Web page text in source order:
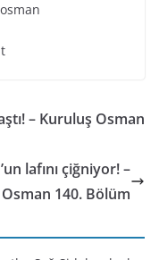
– Kuruluş Osman
lafını çiğniyor! –
140. Bölüm